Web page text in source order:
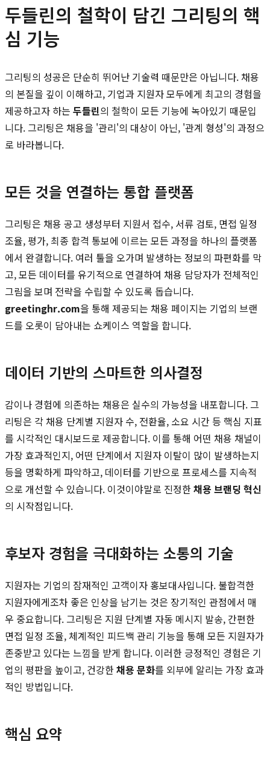
두들린의 철학이 담긴 그리팅의 핵
심 기능
그리팅의 성공은 단순히 뛰어난 기술력 때문만은 아닙니다. 채용
의 본질을 깊이 이해하고, 기업과 지원자 모두에게 최고의 경험을
제공하고자 하는 두들린의 철학이 모든 기능에 녹아있기 때문입
니다. 그리팅은 채용을 '관리'의 대상이 아닌, '관계 형성'의 과정으
로 바라봅니다.
모든 것을 연결하는 통합 플랫폼
그리팅은 채용 공고 생성부터 지원서 접수, 서류 검토, 면접 일정
조율, 평가, 최종 합격 통보에 이르는 모든 과정을 하나의 플랫폼
에서 완결합니다. 여러 툴을 오가며 발생하는 정보의 파편화를 막
고, 모든 데이터를 유기적으로 연결하여 채용 담당자가 전체적인
그림을 보며 전략을 수립할 수 있도록 돕습니다.
greetinghr.com을 통해 제공되는 채용 페이지는 기업의 브랜
드를 오롯이 담아내는 쇼케이스 역할을 합니다.
데이터 기반의 스마트한 의사결정
감이나 경험에 의존하는 채용은 실수의 가능성을 내포합니다. 그
리팅은 각 채용 단계별 지원자 수, 전환율, 소요 시간 등 핵심 지표
를 시각적인 대시보드로 제공합니다. 이를 통해 어떤 채용 채널이
가장 효과적인지, 어떤 단계에서 지원자 이탈이 많이 발생하는지
등을 명확하게 파악하고, 데이터를 기반으로 프로세스를 지속적
으로 개선할 수 있습니다. 이것이야말로 진정한채용 브랜딩 혁신
의 시작점입니다.
후보자 경험을 극대화하는 소통의 기술
지원자는 기업의 잠재적인 고객이자 홍보대사입니다. 불합격한
지원자에게조차 좋은 인상을 남기는 것은 장기적인 관점에서 매
우 중요합니다. 그리팅은 지원 단계별 자동 메시지 발송, 간편한
면접 일정 조율, 체계적인 피드백 관리 기능을 통해 모든 지원자가
존중받고 있다는 느낌을 받게 합니다. 이러한 긍정적인 경험은 기
업의 평판을 높이고, 건강한채용 문화를 외부에 알리는 가장 효과
적인 방법입니다.
핵심 요약